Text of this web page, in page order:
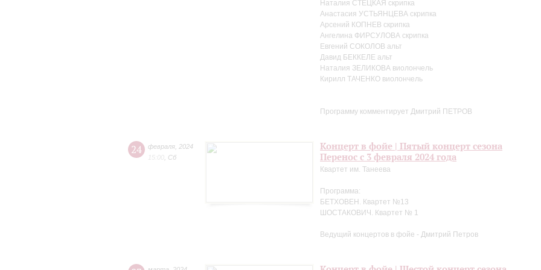
Наталия СТЕЦКАЯ скрипка
Анастасия УСТЬЯНЦЕВА скрипка
Арсений КОПНЕВ скрипка
Ангелина ФИРСУЛОВА скрипка
Евгений СОКОЛОВ альт
Давид БЕККЕЛЕ альт
Наталия ЗЕЛИКОВА виолончель
Кирилл ТАЧЕНКО виолончель
Программу комментирует Дмитрий ПЕТРОВ
24 февраля 2024
15:00 Сб
Концерт в фойе | Пятый концерт сезона
Перенос с 3 февраля 2024 года
Квартет им. Танеева
Программа:
БЕТХОВЕН. Квартет №13
ШОСТАКОВИЧ. Квартет № 1
Ведущий концертов в фойе - Дмитрий Петров